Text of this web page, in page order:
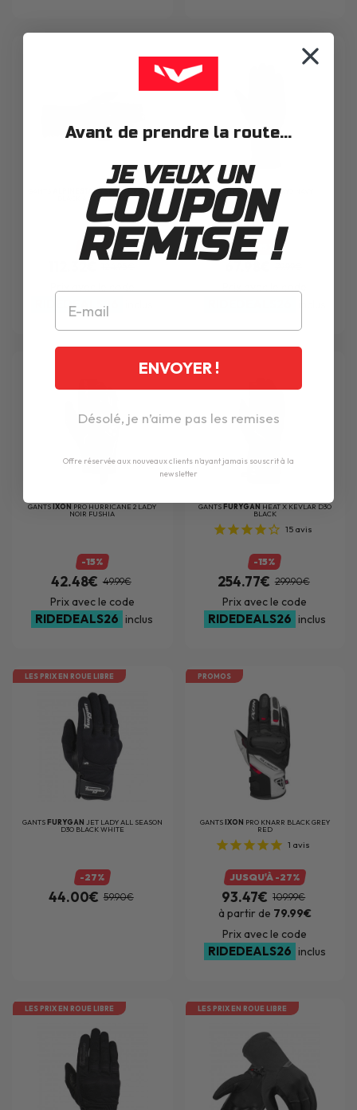
ALPINESTARSSP-365 DRYSTAR
BLACK ANTHRACITE
-10%
RIDEDEALS26
GANTS IXONPRO FRYO NAVY
-15%
GANTSIXON PRO HURRICANE 2 LADY
NOIR FUSHIA
-15%
42.48€ 49.99€
Prix avec le code
RIDEDEALS26 inclus
GANTSFURYGAN HEAT X KEVLAR D3O
BLACK
15 avis
-15%
254.77€ 299.90€
Prix avec le code
RIDEDEALS26 inclus
LES PRIX EN ROUE LIBRE
GANTSFURYGAN JET LADY ALL SEASON
D3O BLACK WHITE
-27%
44.00€ 59.90€
PROMOS
GANTSIXON PRO KNARR BLACK GREY
RED
1 avis
JUSQU'À -27%
93.47€ 109.99€
à partir de 79.99€
Prix avec le code
RIDEDEALS26 inclus
LES PRIX EN ROUE LIBRE LES PRIX EN ROUE LIBRE
Avant de prendre la route...
JE VEUX UN
COUPON
REMISE !
ENVOYER !
Désolé, je n’aime pas les remises
Offre réservée aux nouveaux clients n'ayant jamais souscrit à la
newsletter